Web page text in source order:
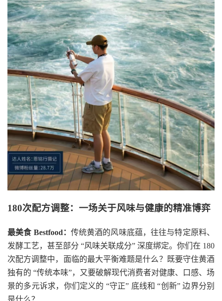
180次配方调整：一场关于风味与健康的精准博弈
最美食 Bestfood： 传统黄酒的风味底蕴，往往与特定原料、
发酵工艺，甚至部分 “风味关联成分” 深度绑定。你们在 180
次配方调整中，面临的最大平衡难题是什么？既要守住黄酒
独有的 “传统本味”，又要破解现代消费者对健康、口感、场
景的多元诉求，你们定义的 “守正” 底线和 “创新” 边界分别